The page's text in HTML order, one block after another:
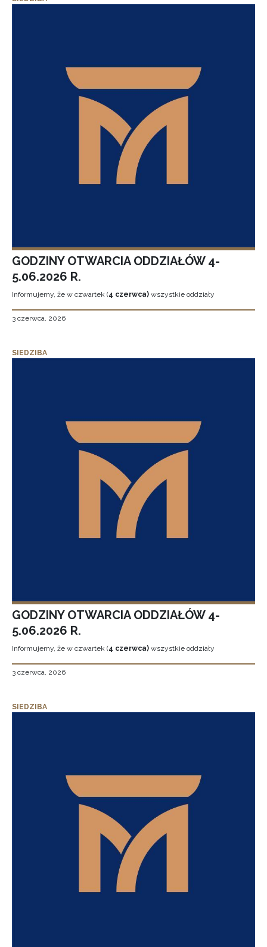
GODZINY OTWARCIA ODDZIAŁÓW 4-
5.06.2026 R.
Informujemy, że w czwartek (4 czerwca) wszystkie oddziały
3 czerwca, 2026
SIEDZIBA
GODZINY OTWARCIA ODDZIAŁÓW 4-
5.06.2026 R.
Informujemy, że w czwartek (4 czerwca) wszystkie oddziały
3 czerwca, 2026
SIEDZIBA